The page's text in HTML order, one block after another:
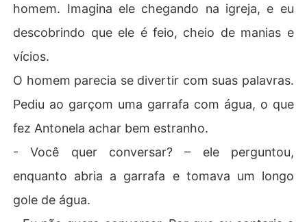
homem. Imagina ele chegando na igreja, e eu
descobrindo que ele é feio, cheio de manias e
vícios.
O homem parecia se divertir com suas palavras.
Pediu ao garçom uma garrafa com água, o que
fez Antonela achar bem estranho.
- Você quer conversar? – ele perguntou,
enquanto abria a garrafa e tomava um longo
gole de água.